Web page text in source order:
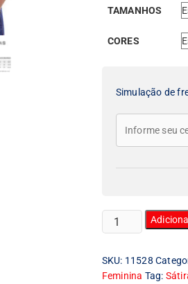
TAMANHOS
CORES
Simulação de
Camiseta
Feminina
Look
Tpm
SKU: 11528
Feminina Tag: